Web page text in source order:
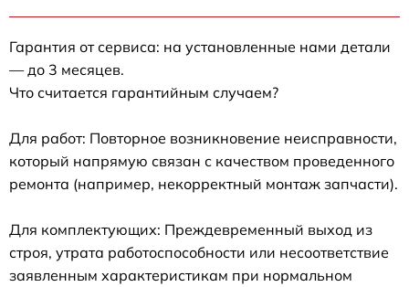
Гарантия от сервиса: на установленные нами детали
— до 3 месяцев.
Что считается гарантийным случаем?
Для работ: Повторное возникновение неисправности,
который напрямую связан с качеством проведенного
ремонта (например, некорректный монтаж запчасти).
Для комплектующих: Преждевременный выход из
строя, утрата работоспособности или несоответствие
заявленным характеристикам при нормальном